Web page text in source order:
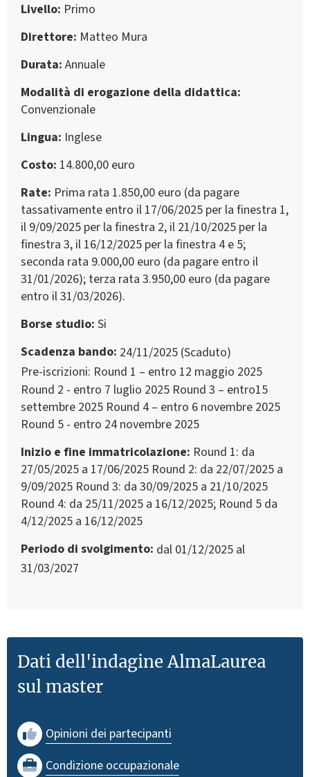
Livello Primo
Direttore Matteo Mura
Durata Annuale
Modalità di erogazione della didattica
Convenzionale
Lingua Inglese
Costo 14.800,00 euro
Rate Prima rata 1.850,00 euro (da pagare
tassativamente entro il 17/06/2025 per la finestra 1,
il 9/09/2025 per la finestra 2, il 21/10/2025 per la
finestra 3, il 16/12/2025 per la finestra 4 e 5;
seconda rata 9.000,00 euro (da pagare entro il
31/01/2026); terza rata 3.950,00 euro (da pagare
entro il 31/03/2026).
Borse studio Si
Scadenza bando 24/11/2025 (Scaduto)
Pre-iscrizioni: Round 1 – entro 12 maggio 2025
Round 2 - entro 7 luglio 2025 Round 3 – entro15
settembre 2025 Round 4 – entro 6 novembre 2025
Round 5 - entro 24 novembre 2025
Inizio e fine immatricolazione Round 1: da
27/05/2025 a 17/06/2025 Round 2: da 22/07/2025 a
9/09/2025 Round 3: da 30/09/2025 a 21/10/2025
Round 4: da 25/11/2025 a 16/12/2025; Round 5 da
4/12/2025 a 16/12/2025
Periodo di svolgimento dal 01/12/2025 al
31/03/2027
Dati dell'indagine AlmaLaurea
sul master
Opinioni dei partecipanti
Condizione occupazionale